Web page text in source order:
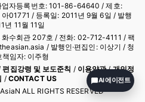
업자등록번호: 101-86-64640 / 제호:
01771 / 등록일: 2011년 9월 6일 / 발행
년 11월 11일
화수회관 207호 / 전화: 02-712-4111 / 팩
/ 발행인·편집인: 이상기 / 청
책임자: 이주형
편집강령 및 보도준칙 / 이용약관/개인정
/ CONTACT US
ALL RIGHTS RESERVED
AI 에이전트